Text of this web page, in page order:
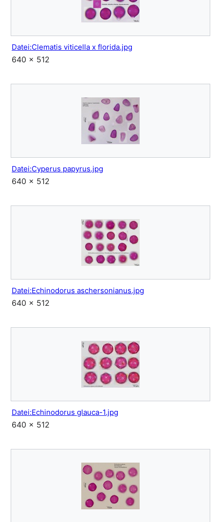
Datei:Clematis viticella x florida.jpg
640 × 512
Datei:Cyperus papyrus.jpg
640 × 512
Datei:Echinodorus aschersonianus.jpg
640 × 512
Datei:Echinodorus glauca-1.jpg
640 × 512